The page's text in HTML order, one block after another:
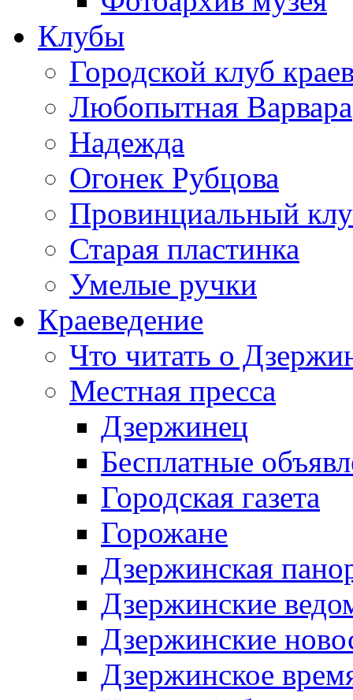
Клубы
Городской клуб
Любопытная Варвара
Надежда
Огонек Рубцова
Провинциальный
Старая пластинка
Умелые ручки
Краеведение
Что читать о
Местная пресса
Дзержинец
Бесплатные
Городская газета
Горожане
Дзержинская
Дзержинские
Дзержинские
Дзержинское